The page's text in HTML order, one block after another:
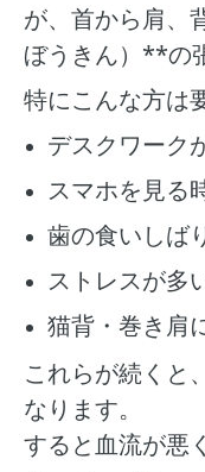
が、首から肩、
ぼうきん）**の
特にこんな方は
デスクワーク
スマホを見る
歯の食いしば
ストレスが多
猫背・巻き肩
これらが続くと
なります。
すると血流が悪